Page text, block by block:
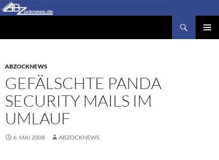
Zum
Inhalt
ABZOCKNEWS
GEFÄLSCHTE PANDA
SECURITY MAILS IM
UMLAUF
6. MAI 2008 ABZOCKNEWS